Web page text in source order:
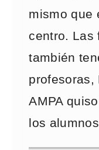
mismo que
centro. Las
también
profesoras,
AMPA
los